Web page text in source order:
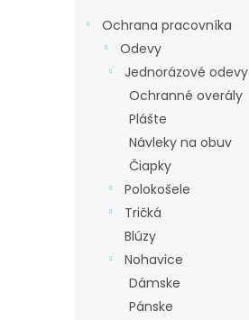
Ochrana pracovníka
Odevy
Jednorázové odevy
Ochranné overály
Plášte
Návleky na obuv
Čiapky
Polokošele
Tričká
Blúzy
Nohavice
Dámske
Pánske